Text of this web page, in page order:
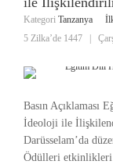
Kategori Tanzanya
5 Zilka’de 1447
Basın Açıklaması
İdeoloji ile
Darüsselam’da
Ödülleri etkinlikleri